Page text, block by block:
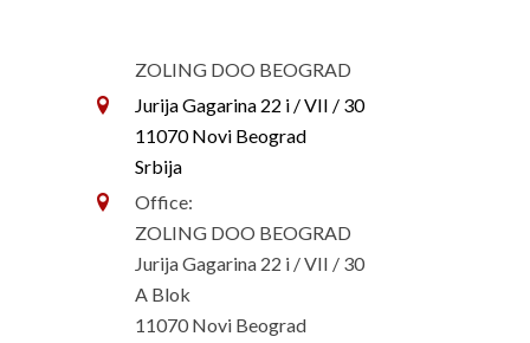
ZOLING DOO BEOGRAD
Jurija Gagarina 22 i / VII / 30
11070 Novi Beograd
Srbija
Office:
ZOLING DOO BEOGRAD
Jurija Gagarina 22 i / VII / 30
A Blok
11070 Novi Beograd